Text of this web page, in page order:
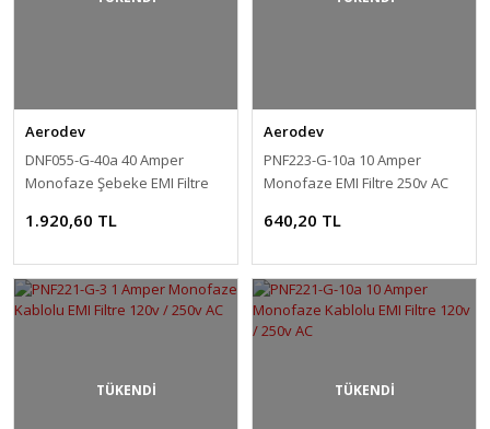
Aerodev
DNF055-G-40a 40 Amper
Monofaze Şebeke EMI Filtre
1.920,60 TL
Aerodev
PNF223-G-10a 10 Amper
Monofaze EMI Filtre 250v AC
640,20 TL
TÜKENDİ TÜKENDİ